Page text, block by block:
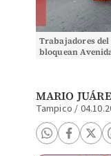
Trabajadores
bloquean
MARIO
Tampico /